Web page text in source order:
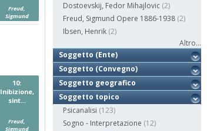
Freud,
Sigmund
10:
Inibizione,
sint...
Freud,
Sigmund
Dostoevskij, Fedor Mihajlovic (2)
Freud, Sigmund Opere 1886-1938 (2)
Ibsen, Henrik (2)
Altro...
Soggetto (Ente)
Soggetto (Convegno)
Soggetto geografico
Soggetto topico
Psicanalisi (123)
Sogno - Interpretazione (12)